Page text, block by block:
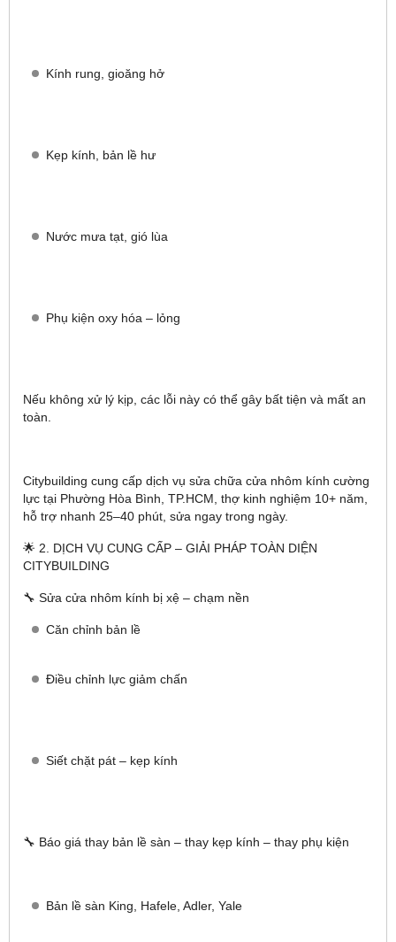
Kính rung, gioăng hở
Kẹp kính, bản lề hư
Nước mưa tạt, gió lùa
Phụ kiện oxy hóa – lỏng
Nếu không xử lý kịp, các lỗi này có thể gây bất tiện và mất an
toàn.
Citybuilding cung cấp dịch vụ sửa chữa cửa nhôm kính cường
lực tại Phường Hòa Bình, TP.HCM, thợ kinh nghiệm 10+ năm,
hỗ trợ nhanh 25–40 phút, sửa ngay trong ngày.
🌟 2. DỊCH VỤ CUNG CẤP – GIẢI PHÁP TOÀN DIỆN
CITYBUILDING
🔧 Sửa cửa nhôm kính bị xệ – chạm nền
Căn chỉnh bản lề
Điều chỉnh lực giảm chấn
Siết chặt pát – kẹp kính
🔧 Báo giá thay bản lề sàn – thay kẹp kính – thay phụ kiện
Bản lề sàn King, Hafele, Adler, Yale